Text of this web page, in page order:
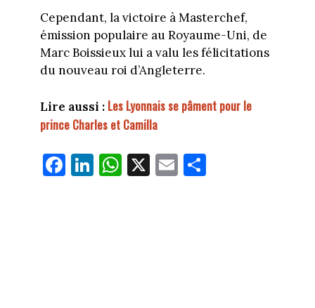
Cependant, la victoire à Masterchef,
émission populaire au Royaume-Uni, de
Marc Boissieux lui a valu les félicitations
du nouveau roi d’Angleterre.
Lire aussi : Les Lyonnais se pâment pour le
prince Charles et Camilla
Fa
ce
Li
nk
W
ha
X E
m
Pa
rt